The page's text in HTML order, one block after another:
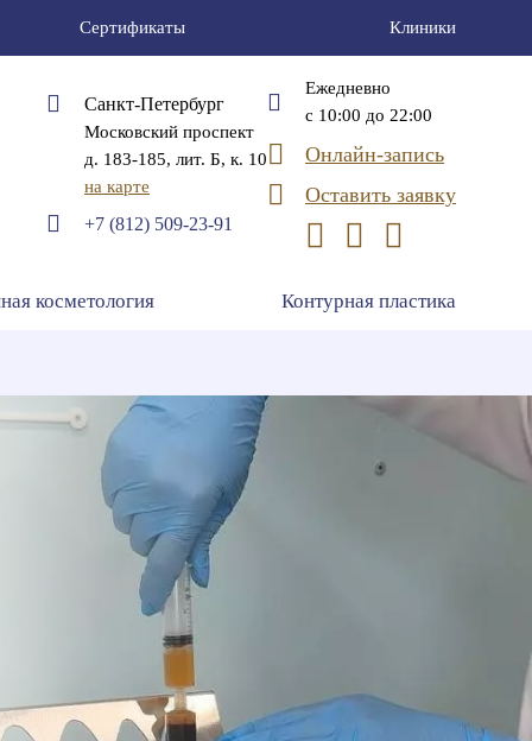
Сертификаты Клиники
Санкт-Петербург
Московский проспект
д. 183-185, лит. Б, к. 10
на карте
+7 (812) 509-23-91
Ежедневно
с 10:00 до 22:00
Онлайн-запись
Оставить заявку
косметология Контурная пластика